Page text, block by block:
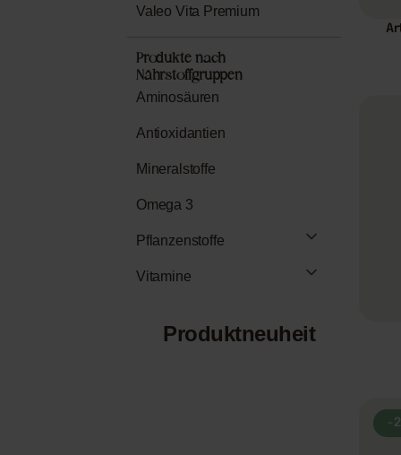
Valeo Vita Premium
Produkte nach
Nährstoffgruppen
Aminosäuren
Antioxidantien
Mineralstoffe
Omega 3
Pflanzenstoffe
Vitamine
Produktneuheit
-